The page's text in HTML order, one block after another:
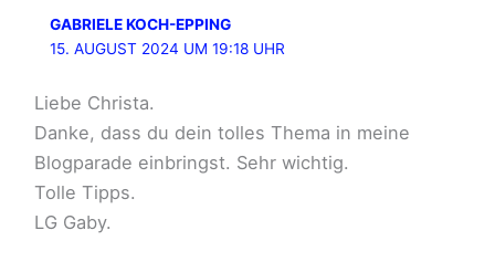
GABRIELE KOCH-EPPING
15. AUGUST 2024 UM 19:18 UHR
Liebe Christa.
Danke, dass du dein tolles Thema in meine
Blogparade einbringst. Sehr wichtig.
Tolle Tipps.
LG Gaby.